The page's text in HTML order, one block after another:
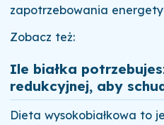
zapotrzebowania
Zobacz też:
Ile białka
redukcyjnej, aby
Dieta wysokobiałkowa to